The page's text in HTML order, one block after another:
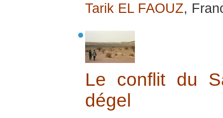
Tarik EL FAOUZ,
Le conflit du
dégel